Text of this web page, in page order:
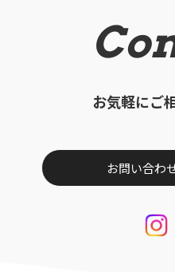
お気軽にご
お問い合わ